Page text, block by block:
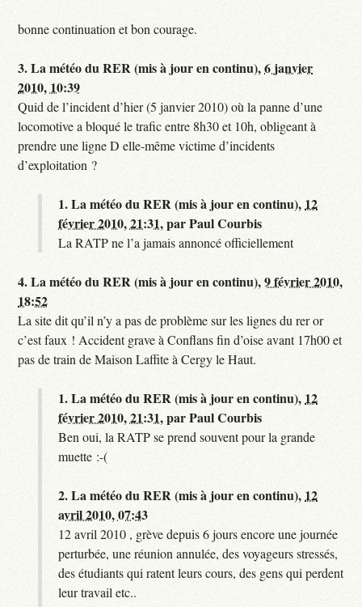
bonne continuation et bon courage.
3.La météo du RER (mis à jour en continu),6 janvier
2010, 10:39
Quid de l’incident d’hier (5 janvier 2010) où la panne d’une
locomotive a bloqué le trafic entre 8h30 et 10h, obligeant à
prendre une ligne D elle-même victime d’incidents
d’exploitation ?
1.La météo du RER (mis à jour en continu), 12
février 2010, 21:31,parPaul Courbis
La RATP ne l’a jamais annoncé officiellement
4.La météo du RER (mis à jour en continu),9 février 2010,
18:52
La site dit qu’il n’y a pas de problème sur les lignes du rer or
c’est faux ! Accident grave à Conflans fin d’oise avant 17h00 et
pas de train de Maison Laffite à Cergy le Haut.
1.La météo du RER (mis à jour en continu), 12
février 2010, 21:31,parPaul Courbis
Ben oui, la RATP se prend souvent pour la grande
muette :-(
2.La météo du RER (mis à jour en continu), 12
avril 2010, 07:43
12 avril 2010 , grève depuis 6 jours encore une journée
perturbée, une réunion annulée, des voyageurs stressés,
des étudiants qui ratent leurs cours, des gens qui perdent
leur travail etc..